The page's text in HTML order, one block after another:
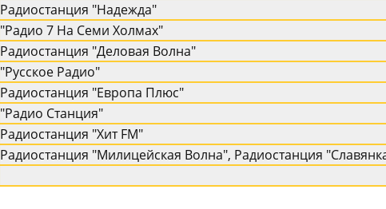
Радиостанция "Hадежда"
"Радио 7 Hа Семи Холмах"
Радиостанция "Деловая Волна"
"Русское Радио"
Радиостанция "Европа Плюс"
"Радио Станция"
Радиостанция "Хит FM"
Радиостанция "Милицейская Волна", Радиостанция